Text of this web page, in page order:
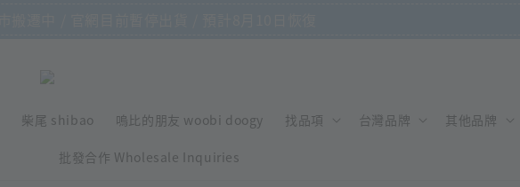
柴尾 shibao 嗚比的朋友 woobi doogy 找品項 台灣品牌 其他品牌
批發合作 Wholesale Inquiries